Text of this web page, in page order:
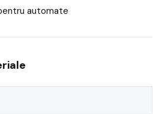
automate